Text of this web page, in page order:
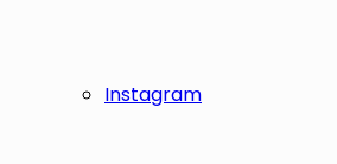
Instagram